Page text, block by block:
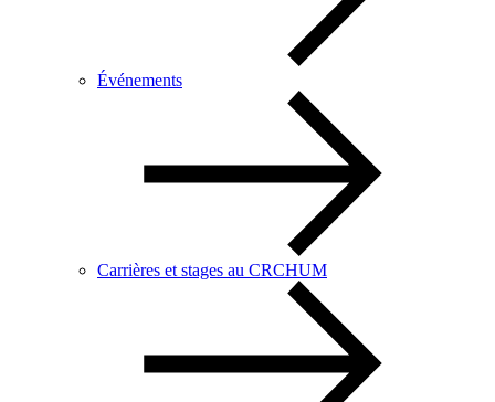
Événements
Carrières et stages au CRCHUM